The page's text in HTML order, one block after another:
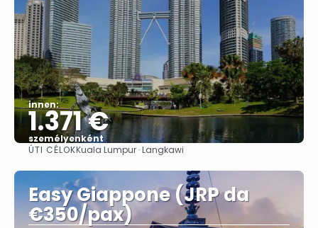
innen:
1.371 €
személyenként
Megnézem
ÚTI CÉLOKKuala Lumpur · Langkawi
Easy Giappone (JRP da
€350/pax)